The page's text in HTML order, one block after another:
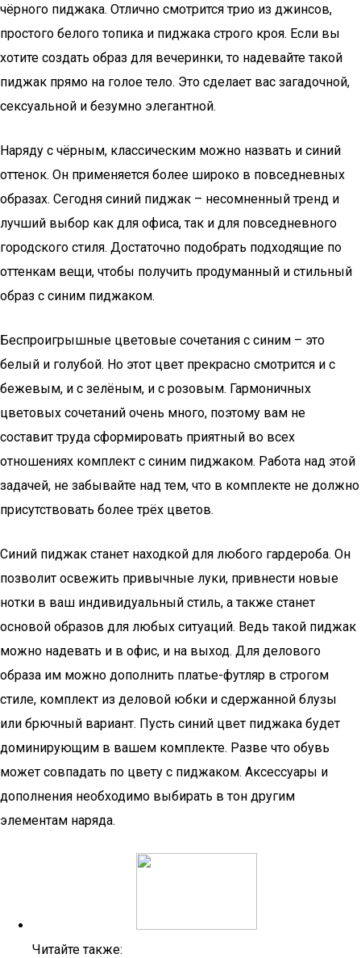
чёрного пиджака. Отлично смотрится трио из джинсов,
простого белого топика и пиджака строго кроя. Если вы
хотите создать образ для вечеринки, то надевайте такой
пиджак прямо на голое тело. Это сделает вас загадочной,
сексуальной и безумно элегантной.
Наряду с чёрным, классическим можно назвать и синий
оттенок. Он применяется более широко в повседневных
образах. Сегодня синий пиджак – несомненный тренд и
лучший выбор как для офиса, так и для повседневного
городского стиля. Достаточно подобрать подходящие по
оттенкам вещи, чтобы получить продуманный и стильный
образ с синим пиджаком.
Беспроигрышные цветовые сочетания с синим – это
белый и голубой. Но этот цвет прекрасно смотрится и с
бежевым, и с зелёным, и с розовым. Гармоничных
цветовых сочетаний очень много, поэтому вам не
составит труда сформировать приятный во всех
отношениях комплект с синим пиджаком. Работа над этой
задачей, не забывайте над тем, что в комплекте не должно
присутствовать более трёх цветов.
Синий пиджак станет находкой для любого гардероба. Он
позволит освежить привычные луки, привнести новые
нотки в ваш индивидуальный стиль, а также станет
основой образов для любых ситуаций. Ведь такой пиджак
можно надевать и в офис, и на выход. Для делового
образа им можно дополнить платье-футляр в строгом
стиле, комплект из деловой юбки и сдержанной блузы
или брючный вариант. Пусть синий цвет пиджака будет
доминирующим в вашем комплекте. Разве что обувь
может совпадать по цвету с пиджаком. Аксессуары и
дополнения необходимо выбирать в тон другим
элементам наряда.
Читайте также: